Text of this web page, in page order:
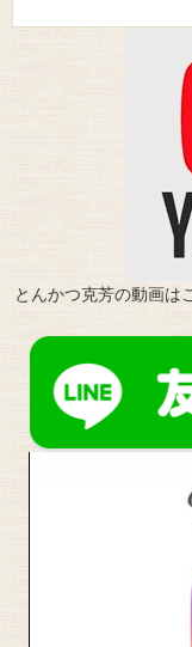
とんかつ克芳の動画は